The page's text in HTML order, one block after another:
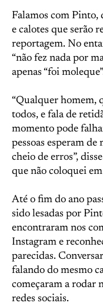
Falamos com Pinto,
e calotes que serão
reportagem. No
“não fez nada por
apenas “foi
“Qualquer homem,
todos, e fala de
momento pode
pessoas esperam
cheio de erros”,
que não coloquei
Até o fim do ano
sido lesadas por
encontraram nos
Instagram e
parecidas.
falando do mesmo
começaram a rodar
redes sociais.